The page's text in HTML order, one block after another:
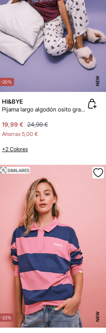
-20% NEW
HI&BYE
Pijama largo algodón osito granate
19,99 € 24,99 €
Ahorras 5,00 €
+2 Colores
-22% NEW
SIMILARES